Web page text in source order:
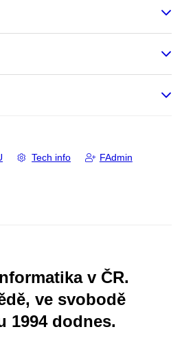
Tech info FAdmin
v ČR.
ve svobodě
1994 dodnes.